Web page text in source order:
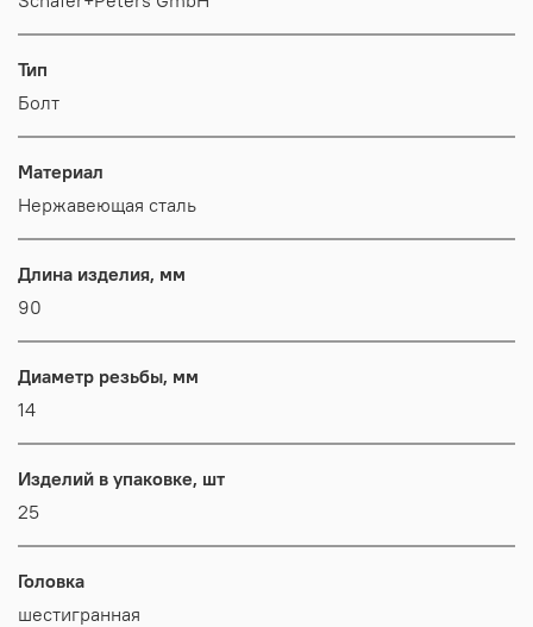
Тип
Болт
Материал
Нержавеющая сталь
Длина изделия, мм
90
Диаметр резьбы, мм
14
Изделий в упаковке, шт
25
Головка
шестигранная